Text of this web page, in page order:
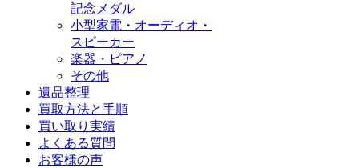
記念メダル
小型家電・オーディオ・
スピーカー
楽器・ピアノ
その他
遺品整理
買取方法と手順
買い取り実績
よくある質問
お客様の声